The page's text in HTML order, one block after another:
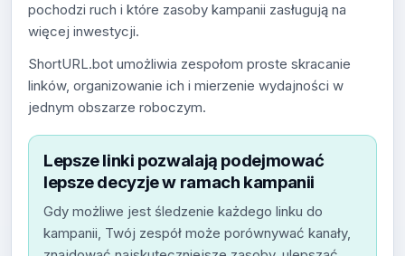
pochodzi ruch i które zasoby kampanii zasługują na
więcej inwestycji.
ShortURL.bot umożliwia zespołom proste skracanie
linków, organizowanie ich i mierzenie wydajności w
jednym obszarze roboczym.
Lepsze linki pozwalają podejmować
lepsze decyzje w ramach kampanii
Gdy możliwe jest śledzenie każdego linku do
kampanii, Twój zespół może porównywać kanały,